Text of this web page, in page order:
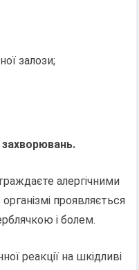
залози;
захворювань.
алергічними
проявляється
і болем.
реакції на шкідливі